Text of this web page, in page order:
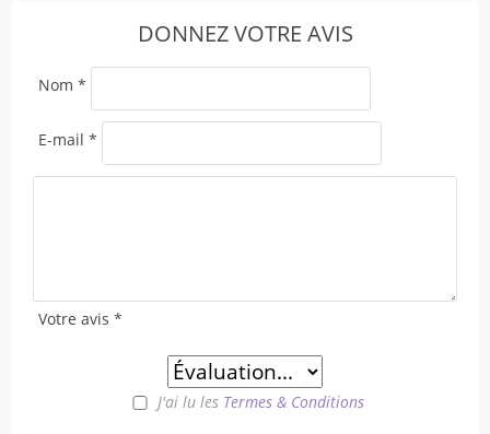
DONNEZ VOTRE AVIS
Votre avis *
J'ai lu les Termes & Conditions
Nom *
E-mail *